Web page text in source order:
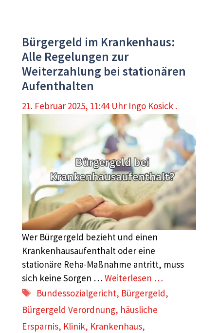
Bürgergeld im Krankenhaus:
Alle Regelungen zur
Weiterzahlung bei stationären
Aufenthalten
21. Februar 2025, 11:44 Uhr Ingo Kosick .
Wer Bürgergeld bezieht und einen
Krankenhausaufenthalt oder eine
stationäre Reha-Maßnahme antritt, muss
sich keine Sorgen … Weiterlesen …
Schlagwörter
Bundessozialgericht, Bürgergeld,
Bürgergeld Verordnung, häusliche
Ersparnis, Klinik, Krankenhaus,